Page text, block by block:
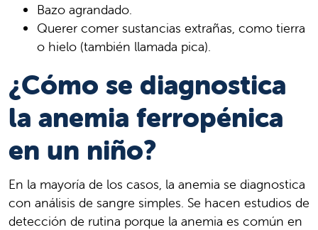
Bazo agrandado.
Querer comer sustancias extrañas, como tierra
o hielo (también llamada pica).
¿Cómo se diagnostica
la anemia ferropénica
en un niño?
En la mayoría de los casos, la anemia se diagnostica
con análisis de sangre simples. Se hacen estudios de
detección de rutina porque la anemia es común en